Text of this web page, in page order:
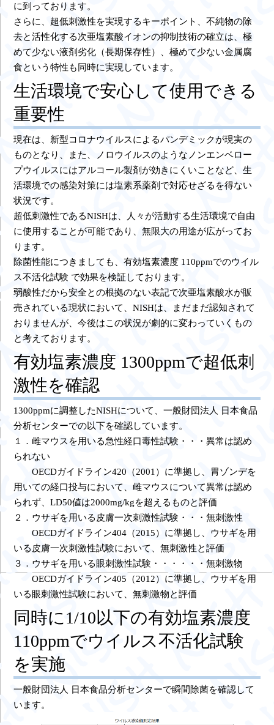
に到っております。
さらに、超低刺激性を実現するキーポイント、不純物の除
去と活性化する次亜塩素酸イオンの抑制技術の確立は、極
めて少ない液剤劣化（長期保存性）、極めて少ない金属腐
食という特性も同時に実現しています。
生活環境で安心して使用できる
重要性
現在は、新型コロナウイルスによるパンデミックが現実の
ものとなり、また、ノロウイルスのようなノンエンベロー
プウイルスにはアルコール製剤が効きにくいことなど、生
活環境での感染対策には塩素系薬剤で対応せざるを得ない
状況です。
超低刺激性であるNISHは、人々が活動する生活環境で自由
に使用することが可能であり、無限大の用途が広がってお
ります。
除菌性能につきましても、有効塩素濃度 110ppmでのウイル
ス不活化試験 で効果を検証しております。
弱酸性だから安全との根拠のない表記で次亜塩素酸水が販
売されている現状において、NISHは、まだまだ認知されて
おりませんが、今後はこの状況が劇的に変わっていくもの
と考えております。
有効塩素濃度 1300ppmで超低刺
激性を確認
1300ppmに調整したNISHについて、一般財団法人 日本食品
分析センターでの以下を確認しています。
１．雌マウスを用いる急性経口毒性試験・・・異常は認め
られない
OECDガイドライン420（2001）に準拠し、胃ゾンデを
用いての経口投与において、雌マウスについて異常は認め
られず、LD50値は2000mg/kgを超えるものと評価
２．ウサギを用いる皮膚一次刺激性試験・・・無刺激性
OECDガイドライン404（2015）に準拠し、ウサギを用
いる皮膚一次刺激性試験において、無刺激性と評価
３．ウサギを用いる眼刺激性試験・・・・・・無刺激物
OECDガイドライン405（2012）に準拠し、ウサギを用
いる眼刺激性試験において、無刺激物と評価
同時に1/10以下の有効塩素濃度
110ppmでウイルス不活化試験
を実施
一般財団法人 日本食品分析センターで瞬間除菌を確認して
います。